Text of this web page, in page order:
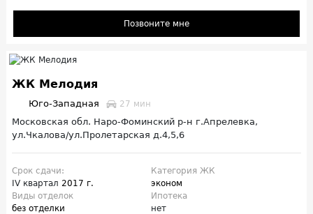
Позвоните мне
ЖК Мелодия
Юго-Западная 27 мин
Московская обл. Наро-Фоминский р-н г.Апрелевка,
ул.Чкалова/ул.Пролетарская д.4,5,6
Срок сдачи:
IV квартал 2017 г.
Категория ЖК
эконом
Виды отделок
без отделки
Ипотека
нет